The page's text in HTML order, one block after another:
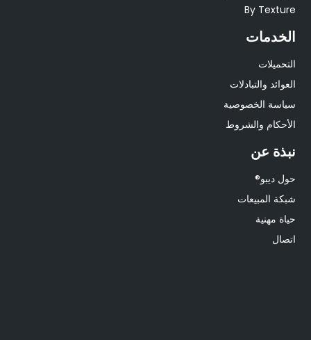
By Texture
الخدمات
التحميلات
العوائد والتبادلات
سياسة الخصوصية
الأحكام والشروط
نبذة عن
حول ديبو®
شبكة المبيعات
حياة مهنية
اتصال